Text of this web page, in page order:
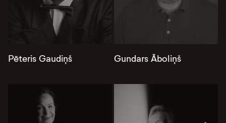
Pēteris Gaudiņš Gundars Āboliņš